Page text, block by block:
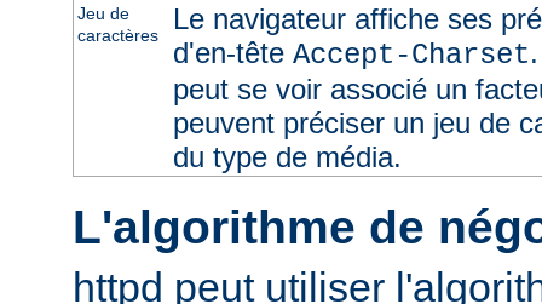
Jeu de
caractères
Le navigateur affiche ses
d'en-tête Accept-Charset
peut se voir associé un
peuvent préciser un jeu de
du type de média.
L'algorithme de
httpd peut utiliser